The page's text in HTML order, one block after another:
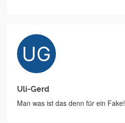
Uli-Gerd
Man was ist das denn für ein Fake!